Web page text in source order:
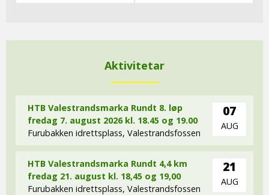
Aktivitetar
HTB Valestrandsmarka Rundt 8. løp
fredag 7. august 2026 kl. 18.45 og 19.00
Furubakken idrettsplass, Valestrandsfossen
07
AUG
HTB Valestrandsmarka Rundt 4,4 km
fredag 21. august kl. 18,45 og 19,00
Furubakken idrettsplass, Valestrandsfossen
21
AUG